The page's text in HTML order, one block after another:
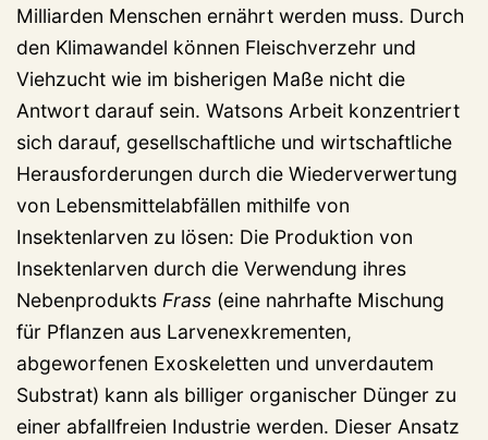
Milliarden Menschen ernährt werden muss. Durch
den Klimawandel können Fleischverzehr und
Viehzucht wie im bisherigen Maße nicht die
Antwort darauf sein. Watsons Arbeit konzentriert
sich darauf, gesellschaftliche und wirtschaftliche
Herausforderungen durch die Wiederverwertung
von Lebensmittelabfällen mithilfe von
Insektenlarven zu lösen: Die Produktion von
Insektenlarven durch die Verwendung ihres
Nebenprodukts Frass (eine nahrhafte Mischung
für Pflanzen aus Larvenexkrementen,
abgeworfenen Exoskeletten und unverdautem
Substrat) kann als billiger organischer Dünger zu
einer abfallfreien Industrie werden. Dieser Ansatz